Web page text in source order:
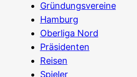
Gründungsvereine
Hamburg
Oberliga Nord
Präsidenten
Reisen
Spieler